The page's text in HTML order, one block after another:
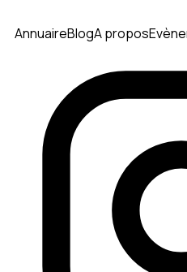
AnnuaireBlogA propos